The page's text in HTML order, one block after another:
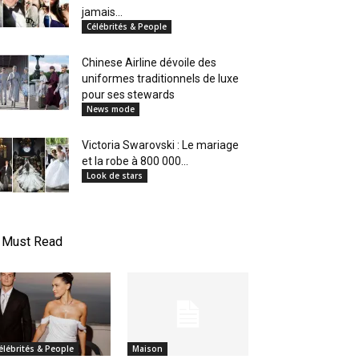
jamais...
Célébrités & People
Chinese Airline dévoile des
uniformes traditionnels de luxe
pour ses stewards
News mode
Victoria Swarovski : Le mariage
et la robe à 800 000...
Look de stars
Must Read
& People Maison